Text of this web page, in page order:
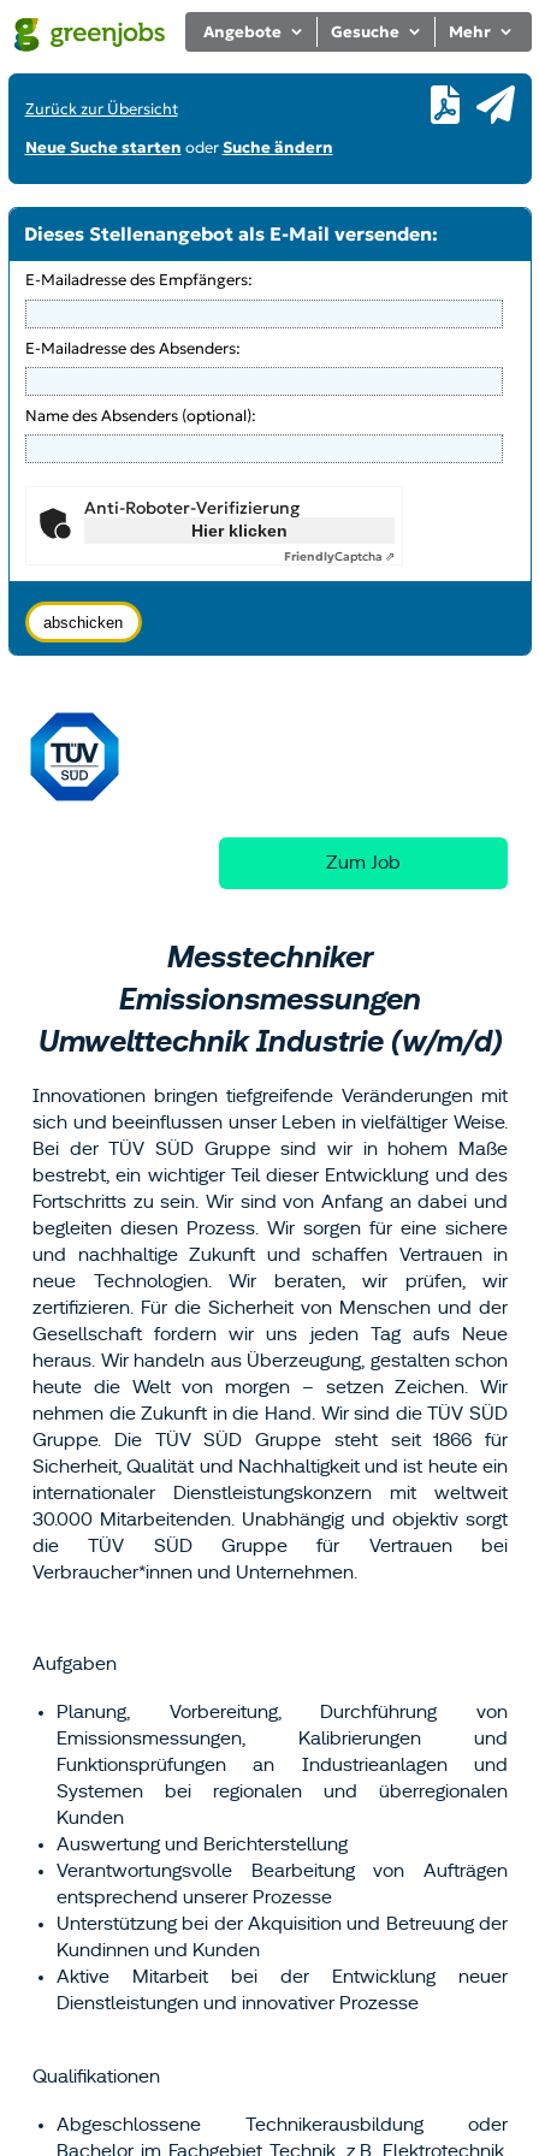
Angebote Gesuche Mehr
Zurück zur Übersicht
Neue Suche starten oderSuche ändern
Dieses Stellenangebot als E-Mail versenden:
E-Mailadresse des Empfängers:
E-Mailadresse des Absenders:
Name des Absenders (optional):
Anti-Roboter-Verifizierung
Hier klicken
FriendlyCaptcha ⇗